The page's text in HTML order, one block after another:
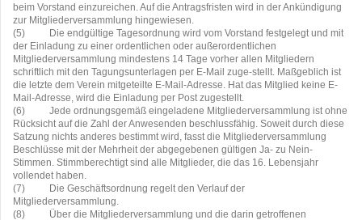
beim Vorstand einzureichen. Auf die Antragsfristen wird in der Ankündigung
zur Mitgliederversammlung hingewiesen.
(5)
Die endgültige Tagesordnung wird vom Vorstand festgelegt und mit
der Einladung zu einer ordentlichen oder außerordentlichen
Mitgliederversammlung mindestens 14 Tage vorher allen Mitgliedern
schriftlich mit den Tagungsunterlagen per E-Mail zuge-stellt. Maßgeblich ist
die letzte dem Verein mitgeteilte E-Mail-Adresse. Hat das Mitglied keine E-
Mail-Adresse, wird die Einladung per Post zugestellt.
(6)
Jede ordnungsgemäß eingeladene Mitgliederversammlung ist ohne
Rücksicht auf die Zahl der Anwesenden beschlussfähig. Soweit durch diese
Satzung nichts anderes bestimmt wird, fasst die Mitgliederversammlung
Beschlüsse mit der Mehrheit der abgegebenen gültigen Ja- zu Nein-
Stimmen. Stimmberechtigt sind alle Mitglieder, die das 16. Lebensjahr
vollendet haben.
(7)
Die Geschäftsordnung regelt den Verlauf der
Mitgliederversammlung.
(8)
Über die Mitgliederversammlung und die darin getroffenen